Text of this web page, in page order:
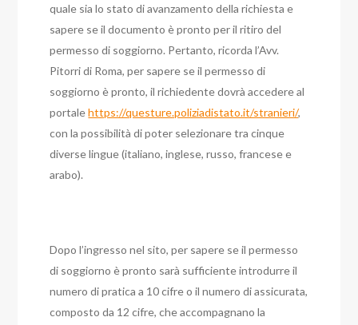
quale sia lo stato di avanzamento della richiesta e
sapere se il documento è pronto per il ritiro del
permesso di soggiorno. Pertanto, ricorda l’Avv.
Pitorri di Roma, per sapere se il permesso di
soggiorno è pronto, il richiedente dovrà accedere al
portalehttps://questure.poliziadistato.it/stranieri/,
con la possibilità di poter selezionare tra cinque
diverse lingue (italiano, inglese, russo, francese e
arabo).
Dopo l’ingresso nel sito, per sapere se il permesso
di soggiorno è pronto sarà sufficiente introdurre il
numero di pratica a 10 cifre o il numero di assicurata,
composto da 12 cifre, che accompagnano la